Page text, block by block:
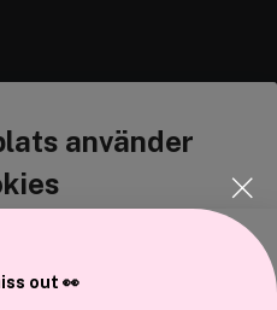
använder
anpassa innehållet och
out 👀